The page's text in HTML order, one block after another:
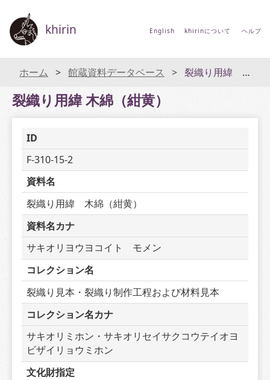
khirin English khirinについて ヘルプ
ホーム 館蔵資料データベース 裂織り用緯 木綿（紺黄）
裂織り用緯 木綿（紺黄）
ID
F-310-15-2
資料名
裂織り用緯　木綿（紺黄）
資料名カナ
サキオリヨウヨコイト　モメン
コレクション名
裂織り見本・裂織り制作工程および材料見本
コレクション名カナ
サキオリミホン・サキオリセイサクコウテイオヨ
ビザイリョウミホン
文化財指定